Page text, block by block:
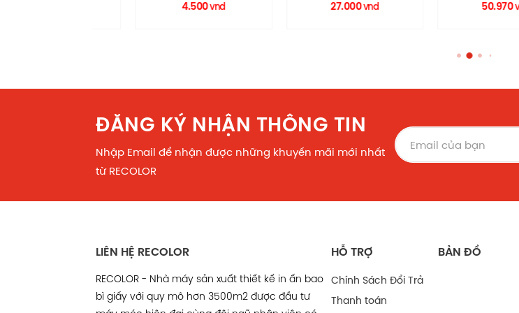
vnd vnd vnd
ĐĂNG KÝ NHẬN THÔNG TIN
Nhập Email để nhận được những khuyến mãi mới nhất
từ RECOLOR
LIÊN HỆ RECOLOR
RECOLOR - Nhà máy sản xuất thiết kế in ấn bao
bì giấy với quy mô hơn 3500m2 được đầu tư
HỖ TRỢ
Chính Sách Đổi Trả
Thanh toán
BẢN ĐỒ